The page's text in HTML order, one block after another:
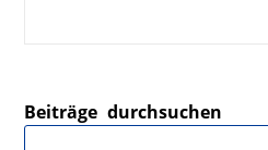
Beiträge durchsuchen